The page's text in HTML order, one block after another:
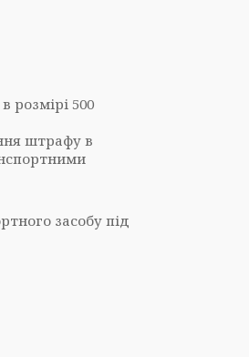
розмірі 500
штрафу в
засобу під